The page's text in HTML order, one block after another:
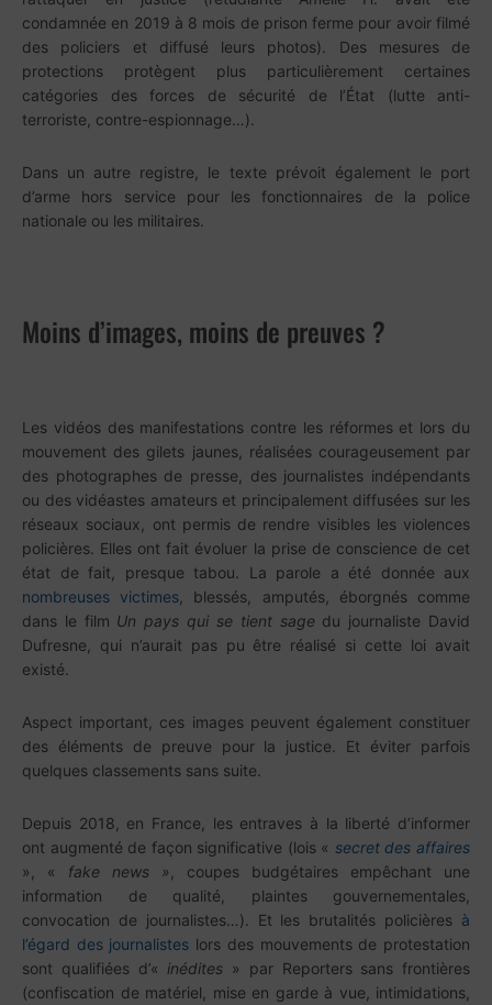
condamnée en 2019 à 8 mois de prison ferme pour avoir filmé
des policiers et diffusé leurs photos). Des mesures de
protections protègent plus particulièrement certaines
catégories des forces de sécurité de l’État (lutte anti-
terroriste, contre-espionnage…).
Dans un autre registre, le texte prévoit également le port
d’arme hors service pour les fonctionnaires de la police
nationale ou les militaires.
Moins d’images, moins de preuves ?
Les vidéos des manifestations contre les réformes et lors du
mouvement des gilets jaunes, réalisées courageusement par
des photographes de presse, des journalistes indépendants
ou des vidéastes amateurs et principalement diffusées sur les
réseaux sociaux, ont permis de rendre visibles les violences
policières. Elles ont fait évoluer la prise de conscience de cet
état de fait, presque tabou. La parole a été donnée aux
nombreuses victimes , blessés, amputés, éborgnés comme
dans le film Un pays qui se tient sagedu journaliste David
Dufresne, qui n’aurait pas pu être réalisé si cette loi avait
existé.
Aspect important, ces images peuvent également constituer
des éléments de preuve pour la justice. Et éviter parfois
quelques classements sans suite.
Depuis 2018, en France, les entraves à la liberté d’informer
ont augmenté de façon significative (lois « secret des affaires
», « fake news »
, coupes budgétaires empêchant une
information de qualité, plaintes gouvernementales,
convocation de journalistes…). Et les brutalités policières à
l’égard des journalistes lors des mouvements de protestation
sont qualifiées d’« inédites » par Reporters sans frontières
(confiscation de matériel, mise en garde à vue, intimidations,